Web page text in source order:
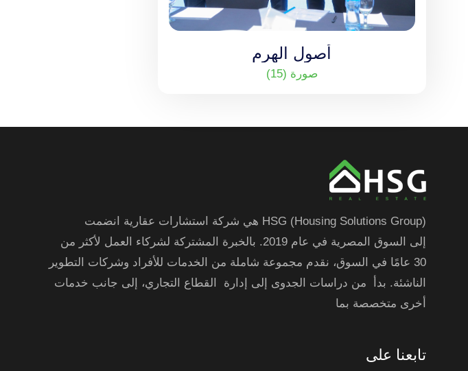
أصول الهرم
صورة (15)
HSG (Housing Solutions Group) هي شركة استشارات عقارية انضمت
إلى السوق المصرية في عام 2019. بالخبرة المشتركة لشركاء العمل لأكثر من
30 عامًا في السوق، نقدم مجموعة شاملة من الخدمات للأفراد وشركات التطوير
الناشئة. بدأ من دراسات الجدوى إلى إدارة القطاع التجاري، إلى جانب خدمات
أخرى متخصصة بما
تابعنا على